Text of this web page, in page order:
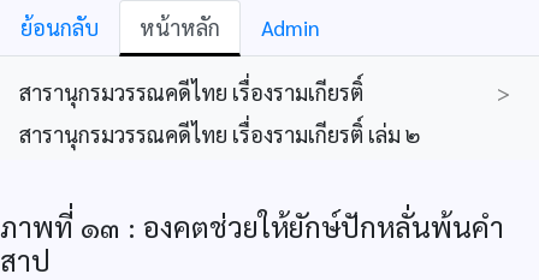
ย้อนกลับ หน้าหลัก Admin
สารานุกรมวรรณคดีไทย เรื่องรามเกียรติ์
>
สารานุกรมวรรณคดีไทย เรื่องรามเกียรติ์ เล่ม ๒
ภาพที่ ๑๓ : องคตช่วยให้ยักษ์ปักหลั่นพ้นคำ
สาป